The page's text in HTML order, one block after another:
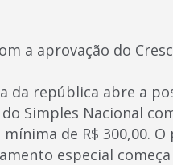
a aprovação do
da república abre a
Simples Nacional
de R$ 300,00.
especial